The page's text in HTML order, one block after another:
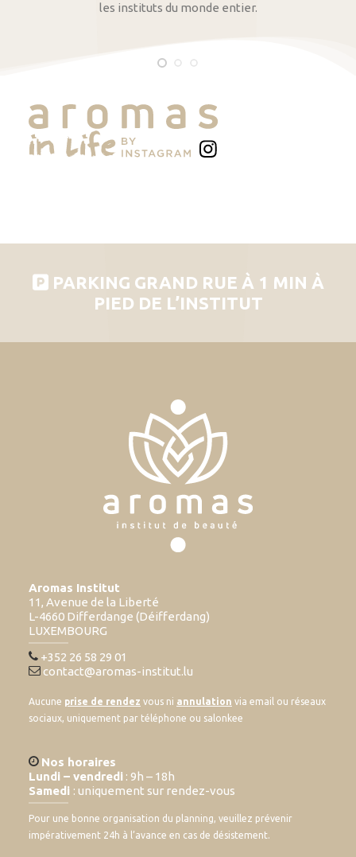
les instituts du monde entier.
PARKING GRAND RUE À 1 MIN À
PIED DE L’INSTITUT
Aromas Institut
11, Avenue de la Liberté
L-4660 Differdange (Déifferdang)
LUXEMBOURG
+352 26 58 29 01
contact@aromas-institut.lu
Aucune prise de rendez vous ni annulation via email ou réseaux
sociaux, uniquement par téléphone ou salonkee
Nos horaires
Lundi – vendredi : 9h – 18h
Samedi : uniquement sur rendez-vous
Pour une bonne organisation du planning, veuillez prévenir
impérativement 24h à l’avance en cas de désistement.